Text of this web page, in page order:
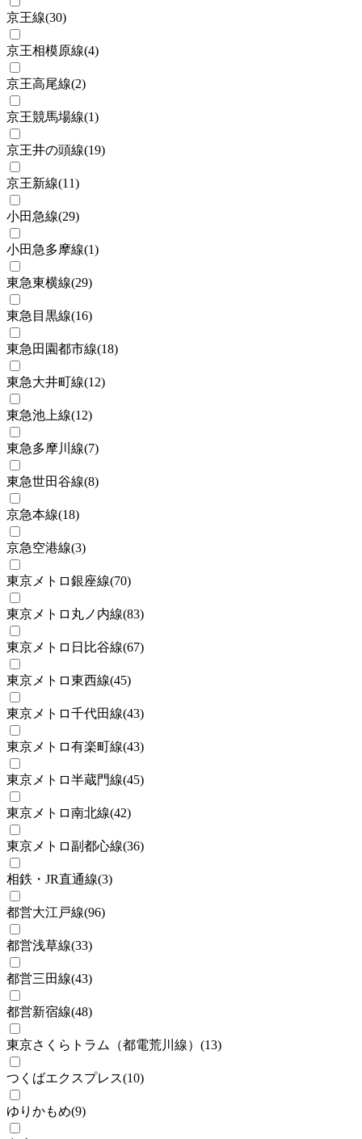
京王線(30)
京王相模原線(4)
京王高尾線(2)
京王競馬場線(1)
京王井の頭線(19)
京王新線(11)
小田急線(29)
小田急多摩線(1)
東急東横線(29)
東急目黒線(16)
東急田園都市線(18)
東急大井町線(12)
東急池上線(12)
東急多摩川線(7)
東急世田谷線(8)
京急本線(18)
京急空港線(3)
東京メトロ銀座線(70)
東京メトロ丸ノ内線(83)
東京メトロ日比谷線(67)
東京メトロ東西線(45)
東京メトロ千代田線(43)
東京メトロ有楽町線(43)
東京メトロ半蔵門線(45)
東京メトロ南北線(42)
東京メトロ副都心線(36)
相鉄・JR直通線(3)
都営大江戸線(96)
都営浅草線(33)
都営三田線(43)
都営新宿線(48)
東京さくらトラム（都電荒川線） (13)
つくばエクスプレス(10)
ゆりかもめ(9)